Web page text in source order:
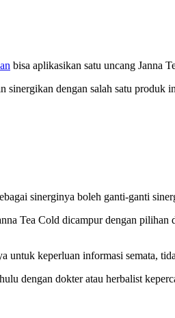
bisa aplikasikan satu uncang Janna
sinergikan dengan salah satu produk
sinerginya boleh ganti-ganti
Tea Cold dicampur dengan pilihan
untuk keperluan informasi semata,
dengan dokter atau herbalist